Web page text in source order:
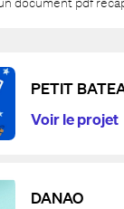
PETIT
Voir le projet
DANAO